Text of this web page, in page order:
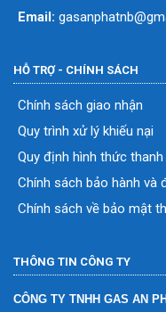
Email:
HỖ TRỢ - CHÍNH SÁCH
Chính sách giao nhận
Quy trình xử lý khiếu nại
Quy định hình thức
Chính sách bảo hành và
Chính sách về bảo mật
THÔNG TIN CÔNG TY
CÔNG TY TNHH GAS AN